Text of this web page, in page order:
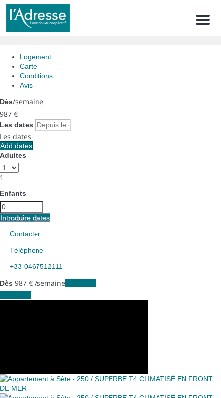
Menu
Logement
Carte
Conditions
Avis
Dès/semaine
987 €
Les dates
Les dates
Add dates
Adultes
1
Enfants
Introduire dates
Contacter
Téléphone
+33-0467512111
Dès 987 € /semaine